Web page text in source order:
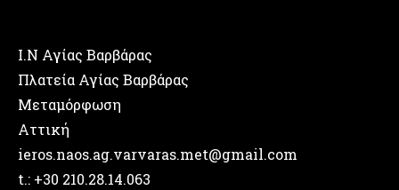
Ι.Ν Αγίας Βαρβάρας
Πλατεία Αγίας Βαρβάρας
Μεταμόρφωση
Αττική
ieros.naos.ag.varvaras.met@gmail.com
t.: +30 210.28.14.063